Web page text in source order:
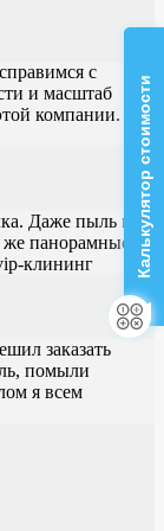
с
и масштаб
компании. Все
Даже пыль в
панорамные
клининг
заказать
помыли
я всем
Калькулятор стоимости